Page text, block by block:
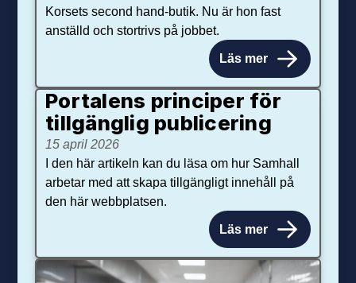
Korsets second hand-butik. Nu är hon fast
anställd och stortrivs på jobbet.
Läs mer
Portalens principer för
tillgänglig publicering
15 april 2026
I den här artikeln kan du läsa om hur Samhall
arbetar med att skapa tillgängligt innehåll på
den här webbplatsen.
Läs mer